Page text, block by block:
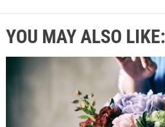
YOU MAY ALSO LIKE: